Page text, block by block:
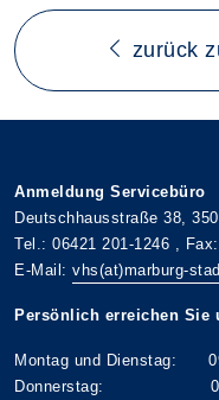
zurück
Anmeldung Servicebüro
Deutschhausstraße 38,
Tel.: 06421 201-1246 ,
E-Mail: vhs(at)marburg-
Persönlich erreichen Sie
Montag und Dienstag:
Donnerstag: 09:00